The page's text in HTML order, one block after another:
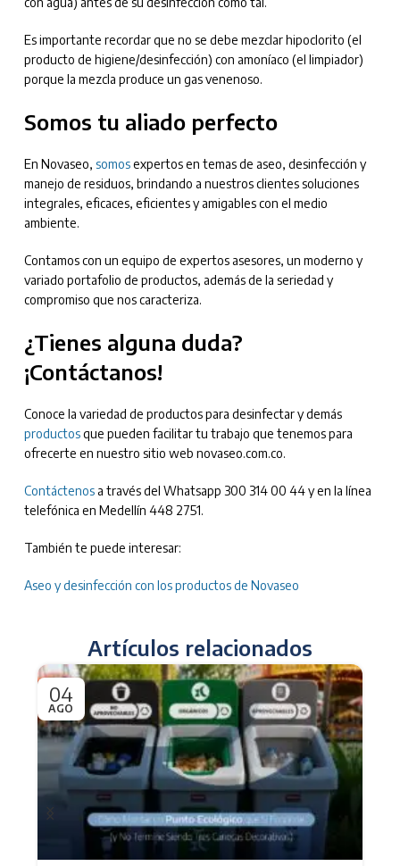
Es importante recordar que no se debe mezclar hipoclorito (el
producto de higiene/desinfección) con amoníaco (el limpiador)
porque la mezcla produce un gas venenoso.
Somos tu aliado perfecto
En Novaseo, somosexpertos en temas de aseo, desinfección y
manejo de residuos, brindando a nuestros clientes soluciones
integrales, eficaces, eficientes y amigables con el medio
ambiente.
Contamos con un equipo de expertos asesores, un moderno y
variado portafolio de productos, además de la seriedad y
compromiso que nos caracteriza.
¿Tienes alguna duda?
¡Contáctanos!
Conoce la variedad de productos para desinfectar y demás
productosque pueden facilitar tu trabajo que tenemos para
ofrecerte en nuestro sitio web novaseo.com.co.
Contáctenosa través del Whatsapp 300 314 00 44 y en la línea
telefónica en Medellín 448 2751.
También te puede interesar:
Aseo y desinfección con los productos de Novaseo
Artículos relacionados
04
AGO